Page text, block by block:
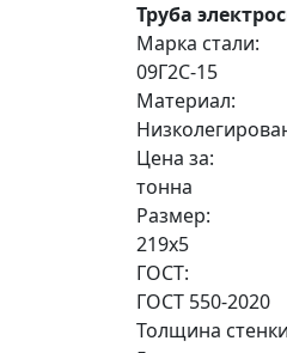
Труба
Марка стали:
09Г2С-15
Материал:
Цена за:
тонна
Размер:
219х5
ГОСТ:
ГОСТ 550-2020
Толщина